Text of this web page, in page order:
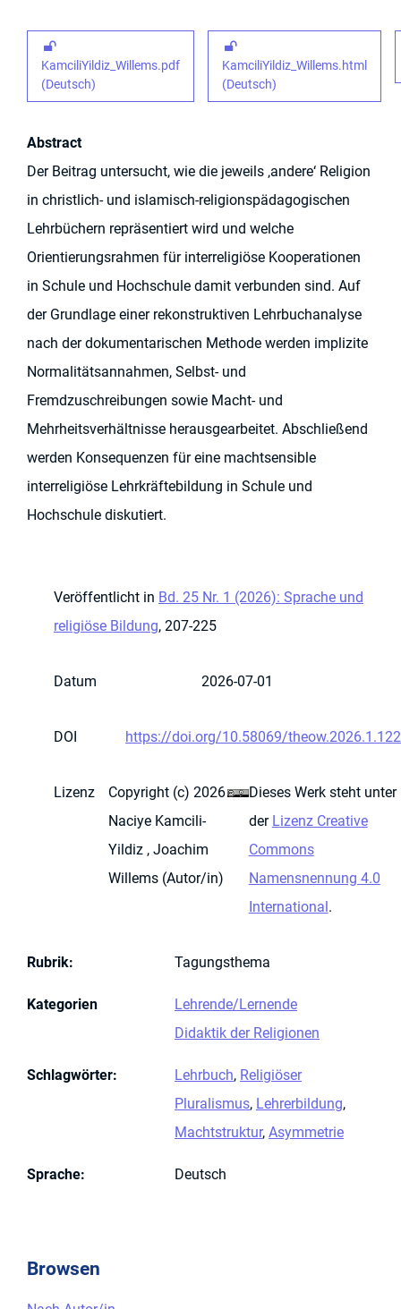
KamciliYildiz_Willems.pdf
(Deutsch)
KamciliYildiz_Willems.html
(Deutsch)
Abstract
Der Beitrag untersucht, wie die jeweils ‚andere‘ Religion
in christlich- und islamisch-religionspädagogischen
Lehrbüchern repräsentiert wird und welche
Orientierungsrahmen für interreligiöse Kooperationen
in Schule und Hochschule damit verbunden sind. Auf
der Grundlage einer rekonstruktiven Lehrbuchanalyse
nach der dokumentarischen Methode werden implizite
Normalitätsannahmen, Selbst- und
Fremdzuschreibungen sowie Macht- und
Mehrheitsverhältnisse herausgearbeitet. Abschließend
werden Konsequenzen für eine machtsensible
interreligiöse Lehrkräftebildung in Schule und
Hochschule diskutiert.
Veröffentlicht in Bd. 25 Nr. 1 (2026): Sprache und
religiöse Bildung, 207-225
Datum 2026-07-01
DOI https://doi.org/10.58069/theow.2026.1.122
Lizenz
Copyright (c) 2026
Naciye Kamcili-
Yildiz , Joachim
Willems (Autor/in)
Dieses Werk steht unter
der Lizenz Creative
Commons
Namensnennung 4.0
International.
Rubrik: Tagungsthema
Kategorien
Lehrende/Lernende
Didaktik der Religionen
Schlagwörter: Lehrbuch, Religiöser
Pluralismus, Lehrerbildung,
Machtstruktur, Asymmetrie
Sprache: Deutsch
Browsen